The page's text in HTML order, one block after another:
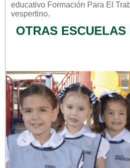
educativo Formación Para El
vespertino.
OTRAS